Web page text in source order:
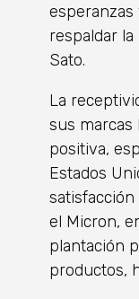
respaldar
Sato.
La
sus marcas
positiva,
Estados
el Micron,
plantación
productos,